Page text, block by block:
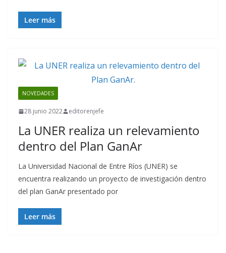
Leer más
NOVEDADES
28 junio 2022 editorenjefe
La UNER realiza un relevamiento
dentro del Plan GanAr
La Universidad Nacional de Entre Ríos (UNER) se
encuentra realizando un proyecto de investigación dentro
del plan GanAr presentado por
Leer más